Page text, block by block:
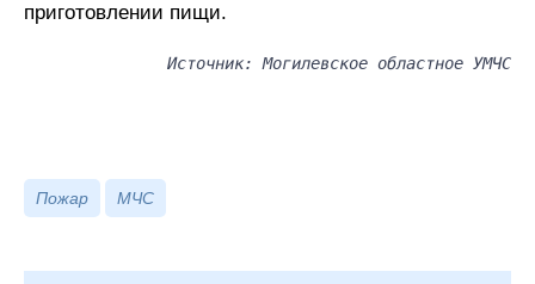
приготовлении пищи.
Источник: Могилевское областное УМЧС
Пожар МЧС